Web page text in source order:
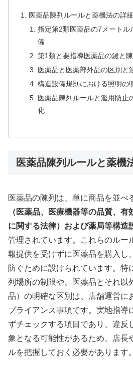
医薬品陳列ルールと薬機法の詳細
指定第2類医薬品の7メートル
備
第1類と要指導医薬品の鍵と
医薬品と医薬部外品の区別と
構造設備規則における照明の
医薬品陳列ルールと濫用防止
化
医薬品陳列ルールと薬機
医薬品の陳列は、単に商品を並べ
（医薬品、医療機器等の品質、
に関する法律） および薬局等構造
管理されています。これらのルー
報提供を受けずに医薬品を購入し
防ぐために設けられています。特
列場所の制限や、医薬品とそれ以
品）の明確な区別は、店舗運営に
プライアンス事項です。実地指導
ずチェックする項目であり、違反
象となる可能性があるため、店長
ルを把握しておく必要があります。